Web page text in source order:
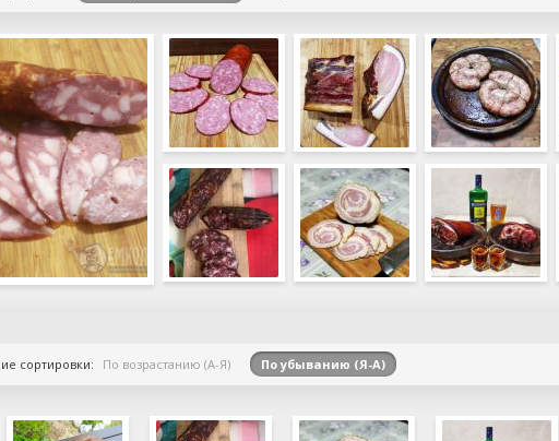
сортировки: По возрастанию (А-Я) По убыванию (Я-А)